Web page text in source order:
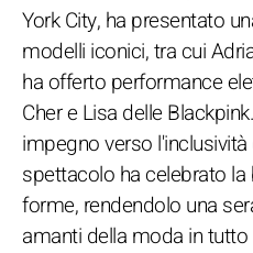
York City, ha presentato
modelli iconici, tra cui
ha offerto performance
Cher e Lisa delle
impegno verso
spettacolo ha celebrato la
forme, rendendolo una
amanti della moda in